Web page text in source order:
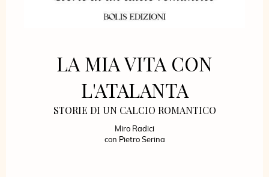
LA MIA VITA CON
L'ATALANTA
STORIE DI UN CALCIO ROMANTICO
Miro Radici
con Pietro Serina